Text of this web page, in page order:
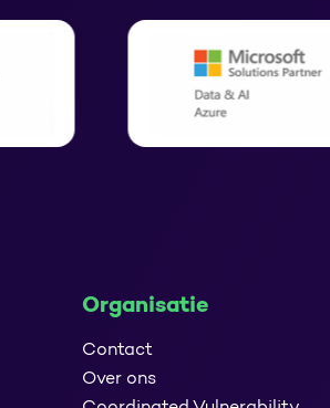
Organisatie
Contact
Over ons